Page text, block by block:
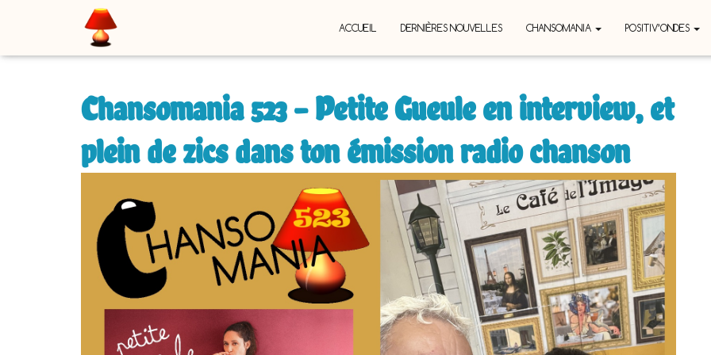
ACCUEIL DERNIÈRES NOUVELLES CHANSOMANIA POSITIV’ONDES
Chansomania 523 – Petite Gueule en interview, et
plein de zics dans ton émission radio chanson